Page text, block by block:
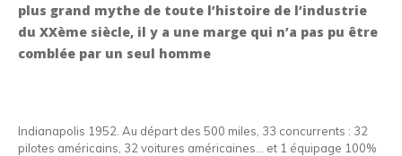
plus grand mythe de toute l’histoire de l’industrie
du XXème siècle, il y a une marge qui n’a pas pu être
comblée par un seul homme
Indianapolis 1952. Au départ des 500 miles, 33 concurrents : 32
pilotes américains, 32 voitures américaines… et 1 équipage 100%